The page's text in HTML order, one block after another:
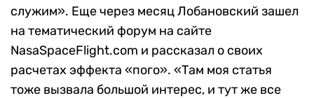
служим». Еще через месяц Лобановский зашел
на тематический форум на сайте
NasaSpaceFlight.com и рассказал о своих
расчетах эффекта «пого». «Там моя статья
тоже вызвала большой интерес, и тут же все